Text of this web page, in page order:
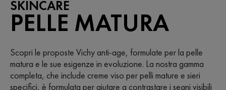
SKINCARE
PELLE MATURA
Scopri le proposte Vichy anti-age, formulate per la pelle
matura e le sue esigenze in evoluzione. La nostra gamma
completa, che include creme viso per pelli mature e sieri
specifici, è formulata per aiutare a contrastare i segni visibili